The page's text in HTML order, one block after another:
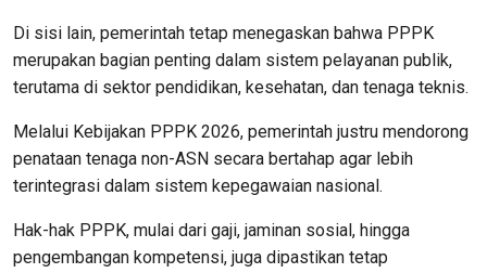
Di sisi lain, pemerintah tetap menegaskan bahwa PPPK
merupakan bagian penting dalam sistem pelayanan publik,
terutama di sektor pendidikan, kesehatan, dan tenaga teknis.
Melalui Kebijakan PPPK 2026, pemerintah justru mendorong
penataan tenaga non-ASN secara bertahap agar lebih
terintegrasi dalam sistem kepegawaian nasional.
Hak-hak PPPK, mulai dari gaji, jaminan sosial, hingga
pengembangan kompetensi, juga dipastikan tetap